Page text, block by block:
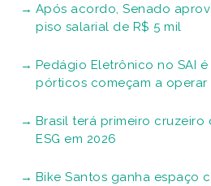
Após acordo, Senado
piso salarial de R$ 5 mil
Pedágio Eletrônico no SAI
pórticos começam a operar
Brasil terá primeiro cruzeiro
ESG em 2026
Bike Santos ganha espaço